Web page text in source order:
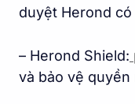
duyệt Herond
– Herond Shield:
và bảo vệ quyền